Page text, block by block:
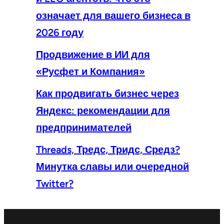
означает для вашего бизнеса в
2026 году
Продвижение в ИИ для
«Русфет и Компания»
Как продвигать бизнес через
Яндекс: рекомендации для
предпринимателей
Threads, Тредс, Тридс, Средз?
Минутка славы или очередной
Twitter?